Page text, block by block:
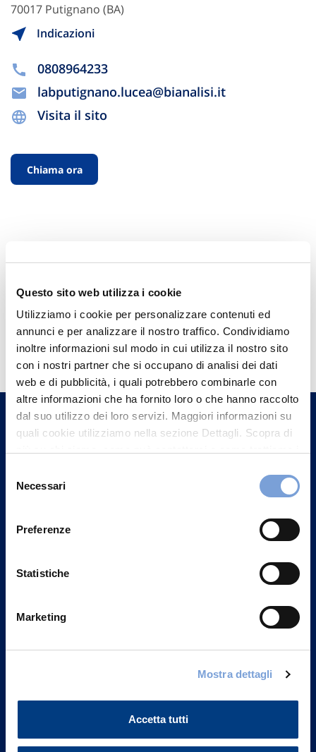
Questo sito web utilizza i cookie
Utilizziamo i cookie per personalizzare contenuti ed
annunci e per analizzare il nostro traffico. Condividiamo
inoltre informazioni sul modo in cui utilizza il nostro sito
con i nostri partner che si occupano di analisi dei dati
web e di pubblicità, i quali potrebbero combinarle con
altre informazioni che ha fornito loro o che hanno raccolto
dal suo utilizzo dei loro servizi. Maggiori informazioni su
quali cookie utilizziamo nella sezione Dettagli. Scopra di
può trovare nel footer del sito nella sezione "Informativa
delNecessari
Preferenze
Statistiche
Marketing
Mostra dettagli
Accetta tutti
70017 Putignano (BA)
Indicazioni
0808964233
labputignano.lucea@bianalisi.it
Visita il sito
Chiama ora
Hai bisogno di
informazioni?
Trova l'Agenzia più vicina a te e parla con
un nostro Agente.
Contattaci
FAQ